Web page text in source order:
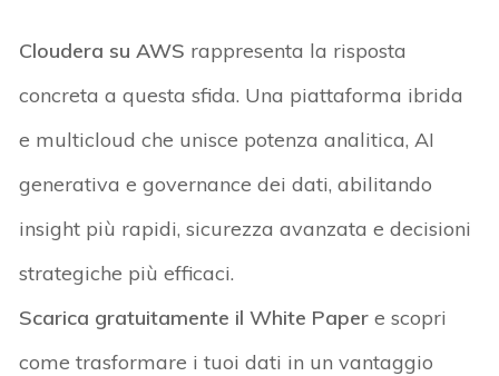
Cloudera su AWS rappresenta la risposta
concreta a questa sfida. Una piattaforma ibrida
e multicloud che unisce potenza analitica, AI
generativa e governance dei dati, abilitando
insight più rapidi, sicurezza avanzata e decisioni
strategiche più efficaci.
Scarica gratuitamente il White Paper e scopri
come trasformare i tuoi dati in un vantaggio